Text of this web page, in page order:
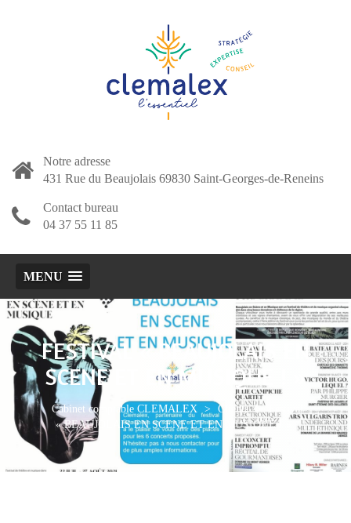
Notre adresse
431 Rue du Beaujolais 69830 Saint-Georges-de-Reneins
Contact bureau
04 37 55 11 85
MENU
FESTIVAL « BEAUJOLAIS EN
SCENE ET EN MUSIQUE ! »
Cabinet comptable CLEMALEX > Clients >
Festival
« BEAUJOLAIS EN SCENE ET EN MUSIQUE ! »